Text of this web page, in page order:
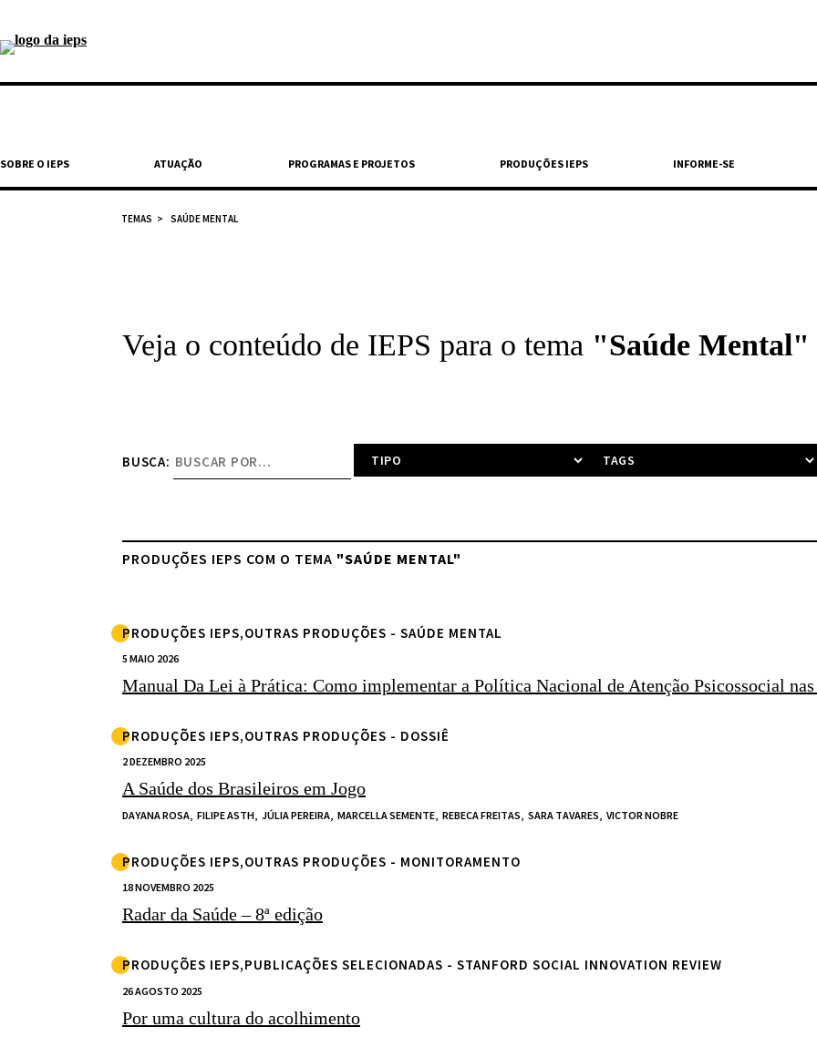
SOBRE O IEPS ATUAÇÃO PROGRAMAS E PROJETOS PRODUÇÕES IEPS INFORME-SE
TEMAS SAÚDE MENTAL
Veja o conteúdo de IEPS para o tema "Saúde Mental"
BUSCA:
PRODUÇÕES IEPS COM O TEMA "SAÚDE MENTAL"
PRODUÇÕES IEPS,OUTRAS PRODUÇÕES - SAÚDE MENTAL
5 MAIO 2026
Manual Da Lei à Prática: Como implementar a Política Nacional de Atenção Psicossocial
PRODUÇÕES IEPS,OUTRAS PRODUÇÕES - DOSSIÊ
2 DEZEMBRO 2025
A Saúde dos Brasileiros em Jogo
DAYANA ROSA, FILIPE ASTH, JÚLIA PEREIRA, MARCELLA SEMENTE, REBECA FREITAS, SARA TAVARES, VICTOR NOBRE
PRODUÇÕES IEPS,OUTRAS PRODUÇÕES - MONITORAMENTO
18 NOVEMBRO 2025
Radar da Saúde – 8ª edição
PRODUÇÕES IEPS,PUBLICAÇÕES SELECIONADAS - STANFORD SOCIAL INNOVATION REVIEW
26 AGOSTO 2025
Por uma cultura do acolhimento